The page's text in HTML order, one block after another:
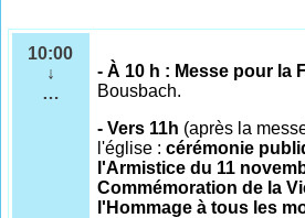
10:00
↓
…
- À 10 h : Messe pour la
Bousbach.
- Vers 11h (après la
l'église : cérémonie
l'Armistice du 11
Commémoration de la
l'Hommage à tous les